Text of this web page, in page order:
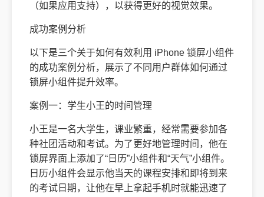
（如果应用支持），以获得更好的视觉效果。
成功案例分析
以下是三个关于如何有效利用 iPhone 锁屏小组件
的成功案例分析，展示了不同用户群体如何通过
锁屏小组件提升效率。
案例一：学生小王的时间管理
小王是一名大学生，课业繁重，经常需要参加各
种社团活动和考试。为了更好地管理时间，他在
锁屏界面上添加了“日历”小组件和“天气”小组件。
日历小组件会显示他当天的课程安排和即将到来
的考试日期，让他在早上拿起手机时就能迅速了